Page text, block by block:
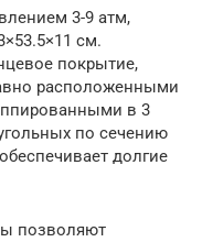
3-9 атм,
см.
покрытие,
расположенными
в 3
по сечению
долгие
позволяют